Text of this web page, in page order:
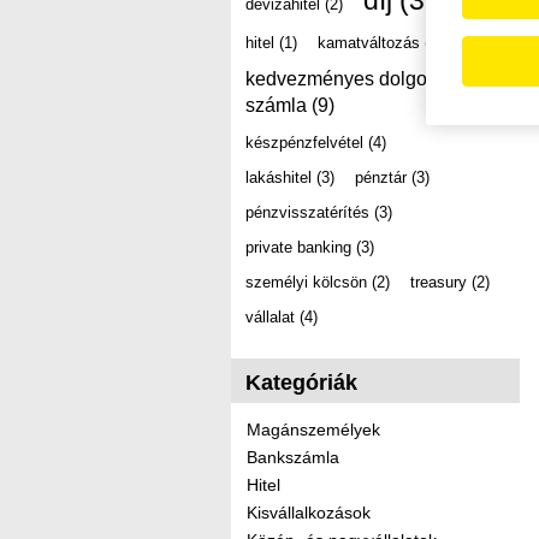
devizahitel (2)
hitel (1) kamatváltozás (2)
kedvezményes dolgozói
számla (9)
készpénzfelvétel (4)
lakáshitel (3) pénztár (3)
pénzvisszatérítés (3)
private banking (3)
személyi kölcsön (2) treasury (2)
vállalat (4)
Kategóriák
Magánszemélyek
Bankszámla
Hitel
Kisvállalkozások